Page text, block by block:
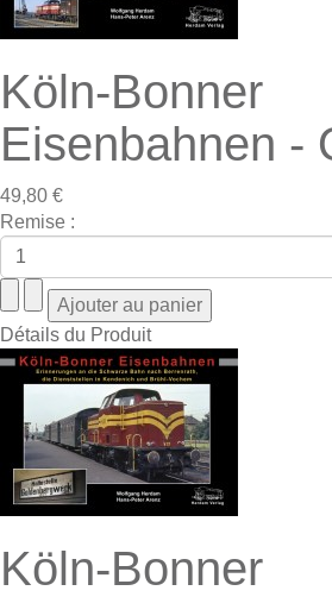
Köln-Bonner
Eisenbahnen -
49,80 €
Remise :
Détails du Produit
Köln-Bonner